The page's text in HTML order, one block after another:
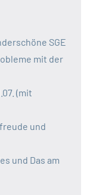
SGE
mit der
(mit
und
und Das am